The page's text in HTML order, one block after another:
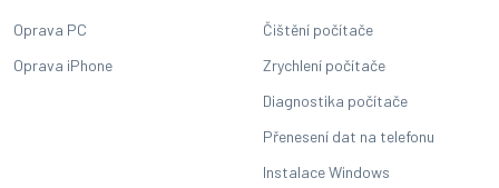
Oprava PC
Oprava iPhone
Čištění počítače
Zrychlení počítače
Diagnostika počítače
Přenesení dat na telefonu
Instalace Windows